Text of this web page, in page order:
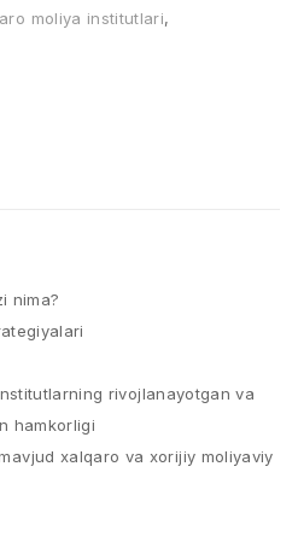
moliya institutlari,
nima?
rivojlanayotgan va
hamkorligi
xalqaro va xorijiy moliyaviy